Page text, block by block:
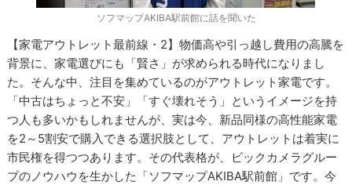
ソフマップAKIBA駅前館に話を聞いた
【家電アウトレット最前線・2】物価高や引っ越し費用の高騰を
背景に、家電選びにも「賢さ」が求められる時代になりまし
た。そんな中、注目を集めているのがアウトレット家電です。
「中古はちょっと不安」「すぐ壊れそう」というイメージを持
つ人も多いかもしれませんが、実は今、新品同様の高性能家電
を2～5割安で購入できる選択肢として、アウトレットは着実に
市民権を得つつあります。その代表格が、ビックカメラグルー
プのノウハウを生かした「ソフマップAKIBA駅前館」です。今